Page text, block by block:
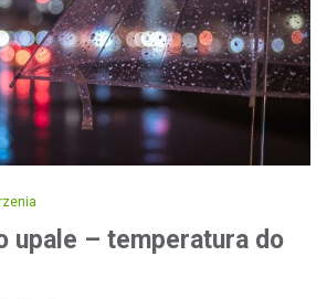
upale – temperatura do